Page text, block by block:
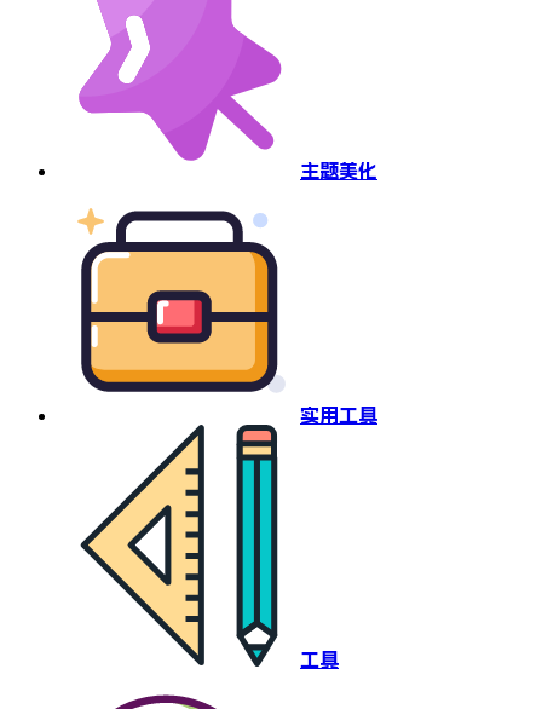
主题美化
实用工具
工具